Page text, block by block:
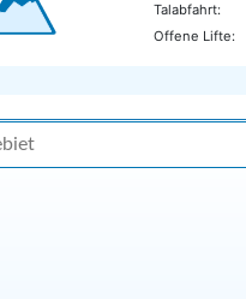
Talabfahrt:
Offene Lifte: